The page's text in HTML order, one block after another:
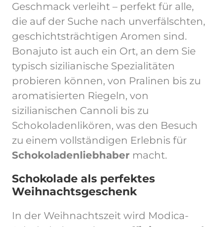
Geschmack verleiht – perfekt für alle,
die auf der Suche nach unverfälschten,
geschichtsträchtigen Aromen sind.
Bonajuto ist auch ein Ort, an dem Sie
typisch sizilianische Spezialitäten
probieren können, von Pralinen bis zu
aromatisierten Riegeln, von
sizilianischen Cannoli bis zu
Schokoladenlikören, was den Besuch
zu einem vollständigen Erlebnis für
Schokoladenliebhaber macht.
Schokolade als perfektes
Weihnachtsgeschenk
In der Weihnachtszeit wird Modica-